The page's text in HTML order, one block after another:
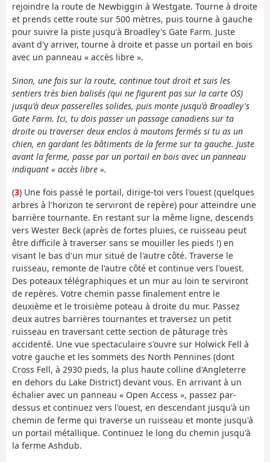
rejoindre la route de Newbiggin à Westgate. Tourne à droite
et prends cette route sur 500 mètres, puis tourne à gauche
pour suivre la piste jusqu'à Broadley's Gate Farm. Juste
avant d'y arriver, tourne à droite et passe un portail en bois
avec un panneau « accès libre ».
Sinon, une fois sur la route, continue tout droit et suis les
sentiers très bien balisés (qui ne figurent pas sur la carte OS)
jusqu'à deux passerelles solides, puis monte jusqu'à Broadley's
Gate Farm. Ici, tu dois passer un passage canadiens sur ta
droite ou traverser deux enclos à moutons fermés si tu as un
chien, en gardant les bâtiments de la ferme sur ta gauche. Juste
avant la ferme, passe par un portail en bois avec un panneau
indiquant « accès libre ».
(3) Une fois passé le portail, dirige-toi vers l'ouest (quelques
arbres à l'horizon te serviront de repère) pour atteindre une
barrière tournante. En restant sur la même ligne, descends
vers Wester Beck (après de fortes pluies, ce ruisseau peut
être difficile à traverser sans se mouiller les pieds !) en
visant le bas d'un mur situé de l'autre côté. Traverse le
ruisseau, remonte de l'autre côté et continue vers l'ouest.
Des poteaux télégraphiques et un mur au loin te serviront
de repères. Votre chemin passe finalement entre le
deuxième et le troisième poteau à droite du mur. Passez
deux autres barrières tournantes et traversez un petit
ruisseau en traversant cette section de pâturage très
accidenté. Une vue spectaculaire s'ouvre sur Holwick Fell à
votre gauche et les sommets des North Pennines (dont
Cross Fell, à 2930 pieds, la plus haute colline d'Angleterre
en dehors du Lake District) devant vous. En arrivant à un
échalier avec un panneau « Open Access », passez par-
dessus et continuez vers l'ouest, en descendant jusqu'à un
chemin de ferme qui traverse un ruisseau et monte jusqu'à
un portail métallique. Continuez le long du chemin jusqu'à
la ferme Ashdub.